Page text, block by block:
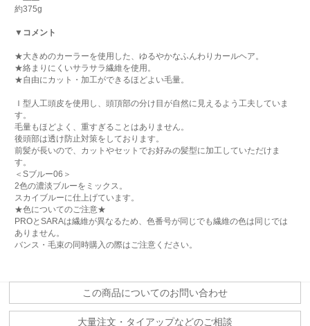
約375g
▼コメント
★大きめのカーラーを使用した、ゆるやかなふんわりカールヘア。
★絡まりにくいサラサラ繊維を使用。
★自由にカット・加工ができるほどよい毛量。
Ｉ型人工頭皮を使用し、頭頂部の分け目が自然に見えるよう工夫していま
す。
毛量もほどよく、重すぎることはありません。
後頭部は透け防止対策をしております。
前髪が長いので、カットやセットでお好みの髪型に加工していただけま
す。
＜Sブルー06＞
2色の濃淡ブルーをミックス。
スカイブルーに仕上げています。
★色についてのご注意★
PROとSARAは繊維が異なるため、色番号が同じでも繊維の色は同じでは
ありません。
バンス・毛束の同時購入の際はご注意ください。
この商品についてのお問い合わせ
大量注文・タイアップなどのご相談